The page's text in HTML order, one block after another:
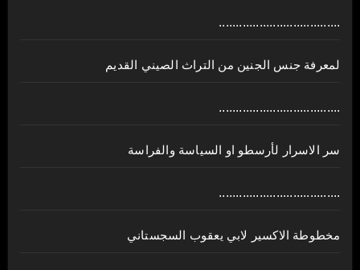
....................................
لمعرفة جنس الجنين من التراث الصيني القديم
....................................
سر الاسرار لأرسطو او السياسة والفراسة
....................................
مخطوطة الاكسير لابي يعقوب السجستاني